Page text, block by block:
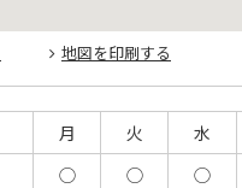
地図を印刷する
月 火 水
◯ ◯ ◯